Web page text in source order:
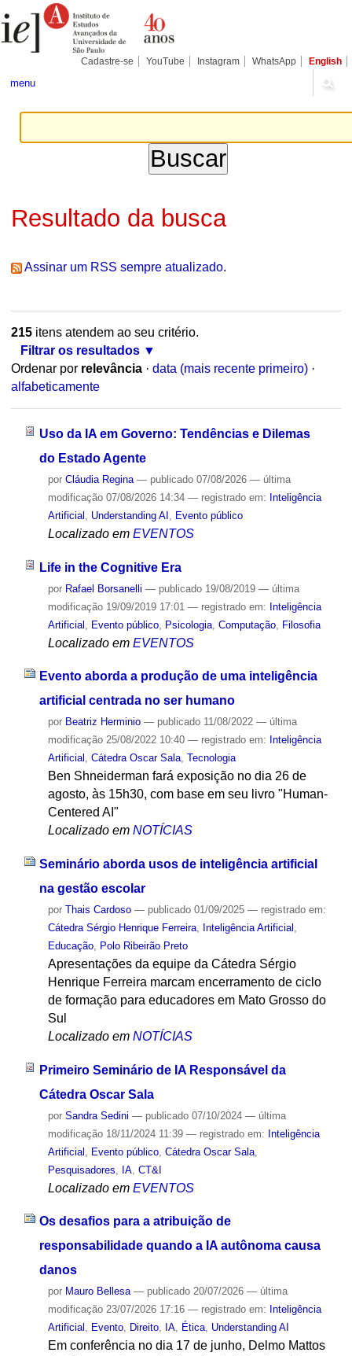
para
conteúdo.
Pessoais
Cadastre-se YouTube Instagram WhatsApp English
menu
Resultado da busca
Assinar um RSS sempre atualizado.
215itens atendem ao seu critério.
Filtrar os resultados
Ordenar por relevância · data (mais recente primeiro) ·
alfabeticamente
Uso da IA em Governo: Tendências e Dilemas
do Estado Agente
por Cláudia Regina — publicado07/08/2026 — última
modificação07/08/2026 14:34 — registrado em: Inteligência
Artificial
Understanding AI Evento público
Localizado em EVENTOS
Life in the Cognitive Era
por Rafael Borsanelli — publicado19/08/2019 — última
modificação19/09/2019 17:01 — registrado em: Inteligência
Artificial
Evento público, Psicologia, Computação, Filosofia
Localizado em EVENTOS
Evento aborda a produção de uma inteligência
artificial centrada no ser humano
por Beatriz Herminio — publicado11/08/2022 — última
modificação25/08/2022 10:40 — registrado em: Inteligência
Artificial , Cátedra Oscar Sala, Tecnologia
Ben Shneiderman fará exposição no dia 26 de
agosto, às 15h30, com base em seu livro "Human-
Centered AI"
Localizado em NOTÍCIAS
Seminário aborda usos de inteligência artificial
na gestão escolar
por Thais Cardoso — publicado01/09/2025 — registrado em:
Cátedra Sérgio Henrique Ferreira, Inteligência Artificial ,
Educação, Polo Ribeirão Preto
Apresentações da equipe da Cátedra Sérgio
Henrique Ferreira marcam encerramento de ciclo
de formação para educadores em Mato Grosso do
Sul
Localizado em NOTÍCIAS
Primeiro Seminário de IA Responsável da
Cátedra Oscar Sala
por Sandra Sedini — publicado07/10/2024 — última
modificação18/11/2024 11:39 — registrado em: Inteligência
Artificial
Evento público, Cátedra Oscar Sala,
Pesquisadores
IA, CT&I
Localizado em EVENTOS
Os desafios para a atribuição de
responsabilidade quando a IA autônoma causa
danos
por Mauro Bellesa — publicado20/07/2026 — última
modificação23/07/2026 17:16 — registrado em: Inteligência
Artificial , Evento, Direito, IA, Ética, Understanding AI
Em conferência no dia 17 de junho, Delmo Mattos